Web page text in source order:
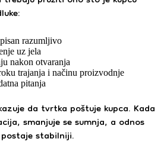
razumljivo
uz jela
nakon otvaranja
trajanja i načinu proizvodnje
pitanja
da tvrtka poštuje kupca. Kada
smanjuje se sumnja, a odnos
stabilniji.